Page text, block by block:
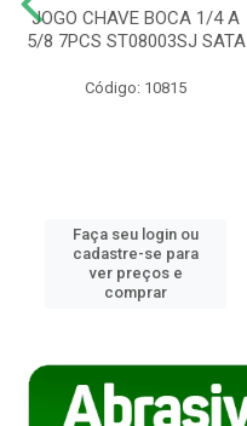
JOGO CHAVE BOCA 1/4 A
5/8 7PCS ST08003SJ SATA
Código: 10815
Faça seu login ou
cadastre-se para
ver preços e
comprar